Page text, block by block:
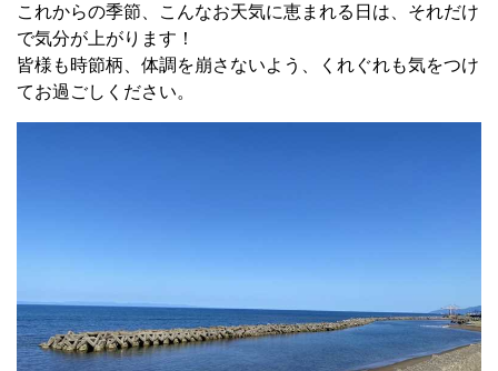
これからの季節、こんなお天気に恵まれる日は、それだけ
で気分が上がります！
皆様も時節柄、体調を崩さないよう、くれぐれも気をつけ
てお過ごしください。